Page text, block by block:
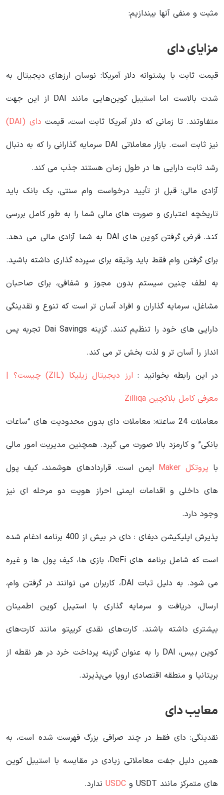
مثبت و منفی آنها بیندازیم:
مزایای دای
قیمت ثابت با پشتوانه دلار آمریکا: نوسان ارزهای دیجیتال به
شدت بالاست اما استیبل کوین‌هایی مانند DAI از این جهت
متفاوتند. تا زمانی که دلار آمریکا ثابت است، قیمت دای (DAI)
نیز ثابت است. بازار معاملاتی DAI سرمایه گذارانی را که به دنبال
رشد ثابت دارایی ها در طول زمان هستند جذب می کند.
آزادی مالی: قبل از تأیید درخواست وام سنتی، یک بانک باید
تاریخچه اعتباری و صورت های مالی شما را به طور کامل بررسی
کند. قرض گرفتن کوین های DAI به شما آزادی مالی می دهد.
برای گرفتن وام فقط باید وثیقه برای سپرده گذاری داشته باشید.
به لطف چنین سیستم بدون مجوز و شفافی، برای صاحبان
مشاغل، سرمایه گذاران و افراد آسان تر است که تنوع و نقدینگی
دارایی های خود را تنظیم کنند. گزینه Dai Savings تجربه پس
انداز را آسان تر و لذت بخش تر می کند.
در این رابطه بخوانید‌ :
ارز دیجیتال زیلیکا (ZIL) چیست؟ |
معرفی کامل بلاکچین Zilliqa
معاملات 24 ساعته: معاملات دای بدون محدودیت های “ساعات
بانکی” و کارمزد بالا صورت می گیرد. همچنین مدیریت امور مالی
با پروتکل Maker
ایمن است. قراردادهای هوشمند، کیف پول
های داخلی و اقدامات ایمنی احراز هویت دو مرحله ای نیز
وجود دارد.
پذیرش اپلیکیشن دیفای : دای در بیش از 400 برنامه ادغام شده
است که شامل برنامه های DeFi، بازی ها، کیف پول ها و غیره
می شود. به دلیل ثبات DAI، کاربران می توانند در گرفتن وام،
ارسال، دریافت و سرمایه گذاری با استیبل کوین اطمینان
بیشتری داشته باشند. کارت‌های نقدی کریپتو مانند کارت‌های
کوین بیس، DAI را به عنوان گزینه پرداخت خرد در هر نقطه از
بریتانیا و منطقه اقتصادی اروپا می‌پذیرند.
معایب دای
نقدینگی: دای فقط در چند صرافی بزرگ فهرست شده است، به
همین دلیل جفت معاملاتی زیادی در مقایسه با استیبل کوین
های متمرکز مانند USDT و
USDC ندارد.